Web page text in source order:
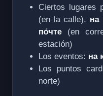
Ciertos lugares
(en la calle), на
по́чте (en
estación)
Los eventos: на
Los puntos
norte)